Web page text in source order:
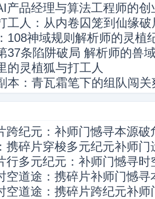
产品经理与算法工程师的创
工人：从内卷囚笼到仙缘破
108神域规则解析师的灵植
37条陷阱破局 解析师的兽
的灵植狐与打工人
本：青瓦霜笔下的组队闯关
跨纪元：补师门憾寻本源破
携碎片穿梭多元纪元补师门
行多元纪元：补师门憾寻时
空道途：携碎片补师门憾寻
空道途：携碎片跨纪元补师